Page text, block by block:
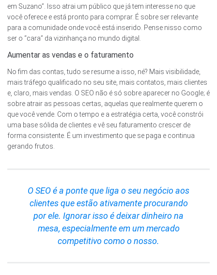
em Suzano”. Isso atrai um público que já tem interesse no que
você oferece e está pronto para comprar. É sobre ser relevante
para a comunidade onde você está inserido. Pense nisso como
ser o “cara” da vizinhança no mundo digital.
Aumentar as vendas e o faturamento
No fim das contas, tudo se resume a isso, né? Mais visibilidade,
mais tráfego qualificado no seu site, mais contatos, mais clientes
e, claro, mais vendas. O SEO não é só sobre aparecer no Google; é
sobre atrair as pessoas certas, aquelas que realmente querem o
que você vende. Com o tempo e a estratégia certa, você constrói
uma base sólida de clientes e vê seu faturamento crescer de
forma consistente. É um investimento que se paga e continua
gerando frutos.
O SEO é a ponte que liga o seu negócio aos
clientes que estão ativamente procurando
por ele. Ignorar isso é deixar dinheiro na
mesa, especialmente em um mercado
competitivo como o nosso.